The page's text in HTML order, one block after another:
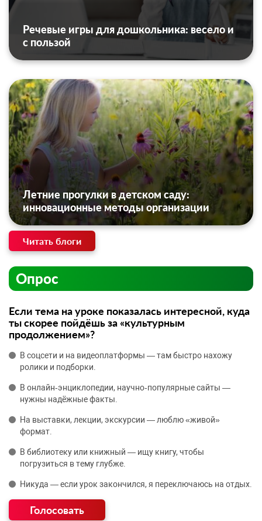
Речевые игры для дошкольника: весело и
с пользой
Летние прогулки в детском саду:
инновационные методы организации
Читать блоги
Опрос
Если тема на уроке показалась интересной, куда
ты скорее пойдёшь за «культурным
продолжением»?
В соцсети и на видеоплатформы — там быстро нахожу
ролики и подборки.
В онлайн‑энциклопедии, научно‑популярные сайты —
нужны надёжные факты.
На выставки, лекции, экскурсии — люблю «живой»
формат.
В библиотеку или книжный — ищу книгу, чтобы
погрузиться в тему глубже.
Никуда — если урок закончился, я переключаюсь на отдых.